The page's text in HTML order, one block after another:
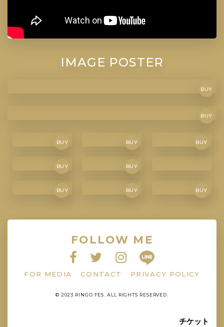
チケット
IMAGE POSTER
BUY
BUY
BUY BUY BUY
BUY BUY
BUY BUY BUY
FOLLOW ME
FOR MEDIA CONTACT PRIVACY POLICY
© 2023 RINGO FES. ALL RIGHTS RESERVED.